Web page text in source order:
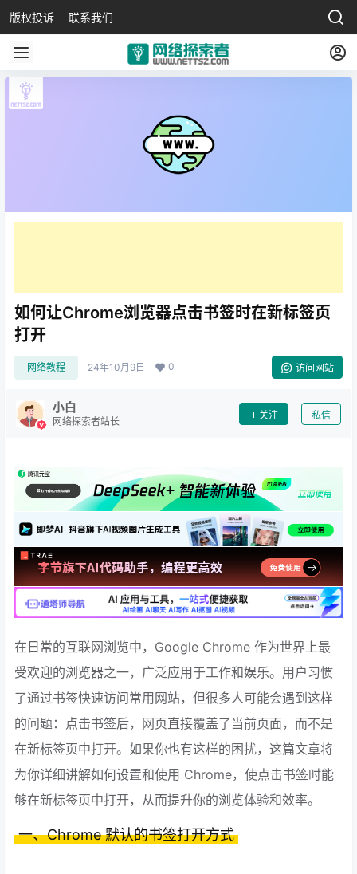
版权投诉 联系我们
如何让Chrome浏览器点击书签时在新标签页
打开
网络教程 24年10月9日 0 访问网站
小白
网络探索者站长
关注 私信
在日常的互联网浏览中，Google Chrome 作为世界上最
受欢迎的浏览器之一，广泛应用于工作和娱乐。用户习惯
了通过书签快速访问常用网站，但很多人可能会遇到这样
的问题：点击书签后，网页直接覆盖了当前页面，而不是
在新标签页中打开。如果你也有这样的困扰，这篇文章将
为你详细讲解如何设置和使用 Chrome，使点击书签时能
够在新标签页中打开，从而提升你的浏览体验和效率。
一、Chrome 默认的书签打开方式